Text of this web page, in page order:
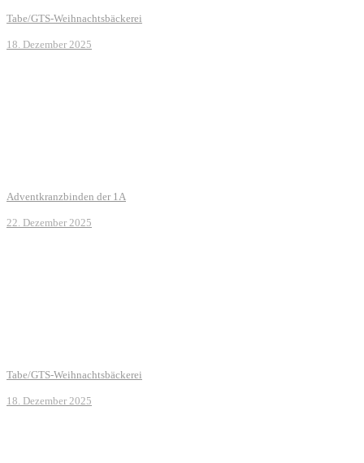
Tabe/GTS-Weihnachtsbäckerei
18. Dezember 2025
Adventkranzbinden der 1A
22. Dezember 2025
Tabe/GTS-Weihnachtsbäckerei
18. Dezember 2025